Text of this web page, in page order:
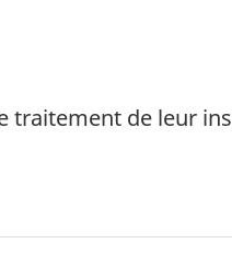
traitement de leur